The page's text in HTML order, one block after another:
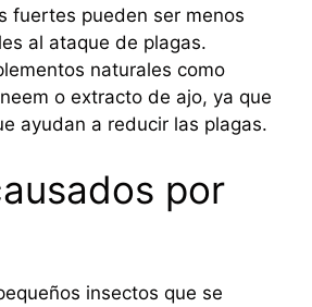
fuertes pueden ser menos
al ataque de plagas.
naturales como
o extracto de ajo, ya que
ayudan a reducir las plagas.
por
insectos que se